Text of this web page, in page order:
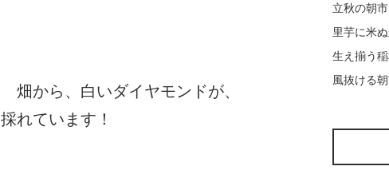
畑から、白いダイヤモンドが、
採れています！
立秋の朝市
里芋に米
生え揃う
風抜ける